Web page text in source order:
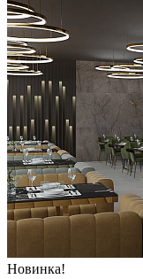
Новинка!